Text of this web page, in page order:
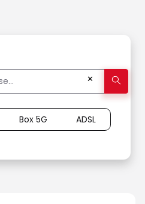
✕
Box 5G ADSL